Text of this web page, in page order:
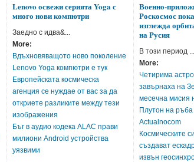
Космос
Intro Items Link Items
Show Image Show
Lenovo освежи серията Yoga с
много нови компютри
Заедно с идва&...
More:
Вдъхновяващoтo ново поколение
Lenovo Yoga компютри e тук
Европейската космическа
агенция се нуждае от вас за да
откриете разликите между тези
изображения
Бъг в аудио кодека ALAC прави
милиони Android устройства
уязвими
Военно-
Роскосмос
изглежда
на Русия
В този период ...
More:
Четирима
завърнаха на
месечна
Плутон на ръба
Actualnocom
Космическите
създават
извън